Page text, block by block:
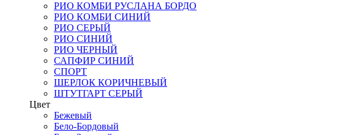
РИО КОМБИ РУСЛАНА БОРДО
РИО КОМБИ СИНИЙ
РИО СЕРЫЙ
РИО СИНИЙ
РИО ЧЕРНЫЙ
САПФИР СИНИЙ
СПОРТ
ШЕРЛОК КОРИЧНЕВЫЙ
ШТУТГАРТ СЕРЫЙ
Цвет
Бежевый
Бело-Бордовый